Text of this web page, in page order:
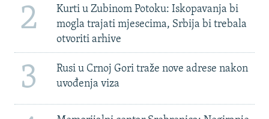
2
Kurti u Zubinom Potoku: Iskopavanja bi
mogla trajati mjesecima, Srbija bi trebala
otvoriti arhive
3
Rusi u Crnoj Gori traže nove adrese nakon
uvođenja viza